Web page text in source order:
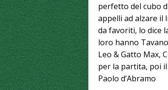
perfetto del cubo
appelli ad alzare il
da favoriti, lo dice
loro hanno
Leo & Gatto Max,
per la partita, poi
Paolo d’Abramo